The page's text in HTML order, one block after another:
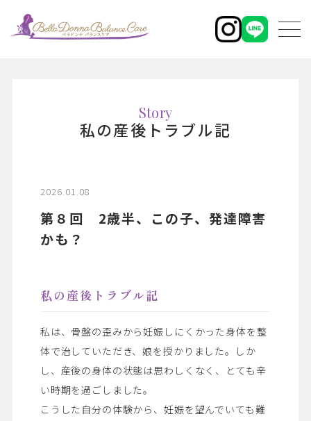
Story
私の産後トラブル記
2026.01.08
第８回 2歳半、この子、発達障害
かも？
私の産後トラブル記
私は、骨盤の歪みから妊娠しにくかった身体を整
体で治していただき、娘を授かりました。しか
し、産後の身体の状態は思わしくなく、とても辛
い時期を過ごしました。
こうした自分の体験から、妊娠を望んでいても難